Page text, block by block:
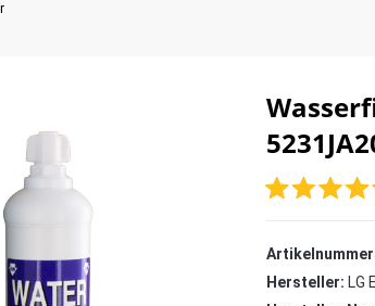
Hersteller: LG